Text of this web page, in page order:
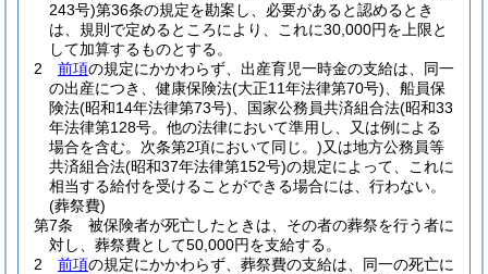
243号)第36条の規定を勘案し、必要があると認めるとき
は、規則で定めるところにより、これに30,000円を上限と
して加算するものとする。
2
前項の規定にかかわらず、出産育児一時金の支給は、同一
の出産につき、健康保険法(大正11年法律第70号) 、船員保
険法(昭和14年法律第73号) 、国家公務員共済組合法(昭和33
年法律第128号。他の法律において準用し、又は例による
場合を含む。次条第2項において同じ。)又は地方公務員等
共済組合法(昭和37年法律第152号)の規定によって、これに
相当する給付を受けることができる場合には、行わない。
(葬祭費)
第7条
被保険者が死亡したときは、その者の葬祭を行う者に
対し、葬祭費として50,000円を支給する。
2
前項の規定にかかわらず、葬祭費の支給は、同一の死亡に